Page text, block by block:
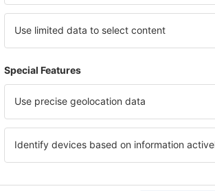
în Waldrach?
un hotel în Waldrach este folosind
Baza mare de date cu locuri de
de opţiuni este o garanție că veți
câmpurile motorului de căutare
check-in și check-out, adăugați
de camere şi gata! Rezultatele
disponibilă ȋn perioada selectată.
la hotel ȋn centrul orașului,
hotelului.